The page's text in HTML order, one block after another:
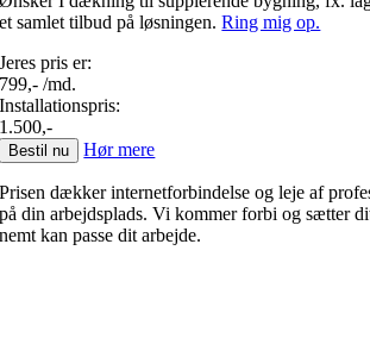
et samlet tilbud på løsningen.Ring mig op.
Jeres pris er:
799,- /md.
Installationspris:
1.500,-
Bestil nu Hør mere
Prisen dækker internetforbindelse og leje af
på din arbejdsplads. Vi kommer forbi og sætter
nemt kan passe dit arbejde.